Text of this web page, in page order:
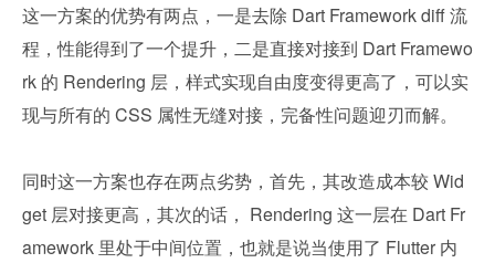
这一方案的优势有两点，一是去除 Dart Framework diff 流
程，性能得到了一个提升，二是直接对接到 Dart Framewo
rk 的 Rendering 层，样式实现自由度变得更高了，可以实
现与所有的 CSS 属性无缝对接，完备性问题迎刃而解。
同时这一方案也存在两点劣势，首先，其改造成本较 Wid
get 层对接更⾼，其次的话， Rendering 这一层在 Dart Fr
amework 里处于中间位置，也就是说当使用了 Flutter 内